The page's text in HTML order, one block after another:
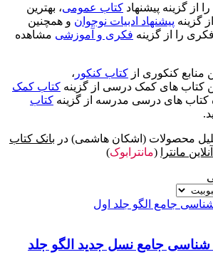
از گزینه پیشنهاد کتاب عمومی، بهترین
گزینه پیشنهاد ادبیات نوجوان و همچنین
را از گزینه فکری و آموزشی مشاهده
منابع کنکوری از کتاب کنکور ،
کتاب های کمک درسی از گزینه کتاب کمک
کتاب های درسی مدرسه از گزینه کتاب
محصولات (اشکان هاشمی) در بانک کتاب
آنلاین مانترا
(مانترابوک)
جامع نسل جدید الگو جلد